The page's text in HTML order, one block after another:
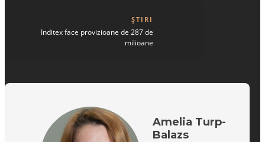
ȘTIRI
Inditex face provizioane de 287 de
milioane
Amelia Turp-
Balazs